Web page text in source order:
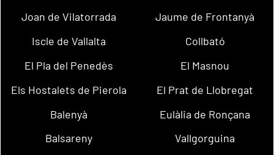
Joan de Vilatorrada
Jaume de Frontanyà
Iscle de Vallalta
Collbató
El Pla del Penedès
El Masnou
Els Hostalets de Pierola
El Prat de Llobregat
Balenyà
Eulàlia de Ronçana
Balsareny
Vallgorguina